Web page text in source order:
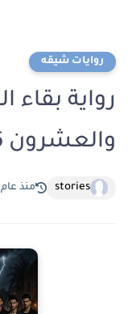
روايات شيقه
رواية
والعشرون 26 بقلم رباب حسين
stories منذ عام